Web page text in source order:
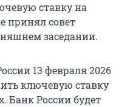
ставку на
принял совет
заседании.
13 февраля 2026
ключевую ставку
Банк России будет